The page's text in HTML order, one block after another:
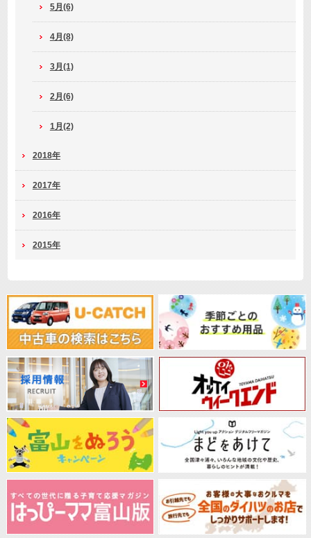
5月(6)
4月(8)
3月(1)
2月(6)
1月(2)
2018年
2017年
2016年
2015年